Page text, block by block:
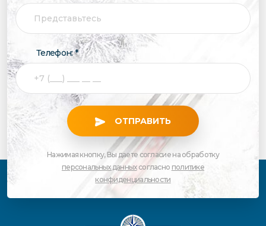
Телефон: *
ОТПРАВИТЬ
Нажимая кнопку, Вы даете согласие на обработку
персональных данныхсогласно политике
конфиденциальности